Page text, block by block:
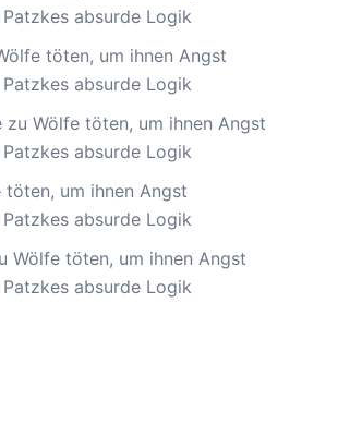
absurde Logik
töten, um ihnen Angst
absurde Logik
zu Wölfe töten, um ihnen Angst
absurde Logik
töten, um ihnen Angst
absurde Logik
Wölfe töten, um ihnen Angst
absurde Logik